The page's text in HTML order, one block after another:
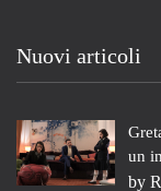
Nuovi articoli
un
by